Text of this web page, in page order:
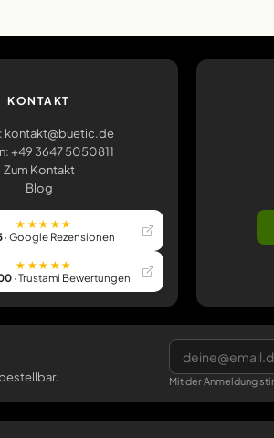
KONTAKT
kontakt@buetic.de
+49 3647 5050811
Zum Kontakt
Blog
★★★★★
· Google Rezensionen
★★★★★
· Trustami Bewertungen
Mit der Anmeldung